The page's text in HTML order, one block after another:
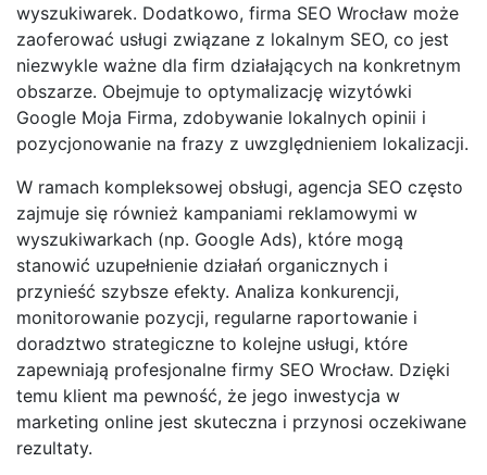
wyszukiwarek. Dodatkowo, firma SEO Wrocław może
zaoferować usługi związane z lokalnym SEO, co jest
niezwykle ważne dla firm działających na konkretnym
obszarze. Obejmuje to optymalizację wizytówki
Google Moja Firma, zdobywanie lokalnych opinii i
pozycjonowanie na frazy z uwzględnieniem lokalizacji.
W ramach kompleksowej obsługi, agencja SEO często
zajmuje się również kampaniami reklamowymi w
wyszukiwarkach (np. Google Ads), które mogą
stanowić uzupełnienie działań organicznych i
przynieść szybsze efekty. Analiza konkurencji,
monitorowanie pozycji, regularne raportowanie i
doradztwo strategiczne to kolejne usługi, które
zapewniają profesjonalne firmy SEO Wrocław. Dzięki
temu klient ma pewność, że jego inwestycja w
marketing online jest skuteczna i przynosi oczekiwane
rezultaty.